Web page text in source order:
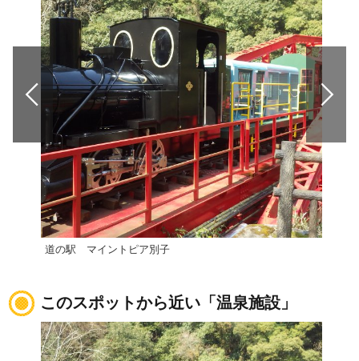
道の駅 マイントピア別子
このスポットから近い「温泉施設」